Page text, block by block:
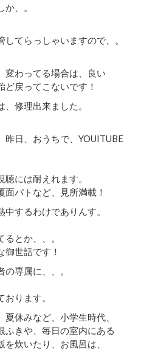
、。
てらっしゃいますので、。
変わってる場合は、良い
戻ってこないです！
修理出来ました。
昨日、おうちで、YOUITUBE
には耐えれます。
パトなど、見所満載！
するわけでありんす。
とか、、。
世話です！
専属に、、。
ります。
休みなど、小学生時代、
ふきや、毎日の室内にある
炊いたり、お風呂は、